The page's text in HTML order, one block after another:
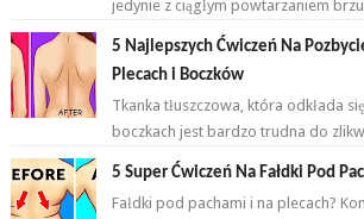
jedynie z ciągłym powtarzaniem
przemian. Brzuch to nie jeden...
5 Najlepszych Ćwiczeń Na
Plecach i Boczków
Tkanka tłuszczowa, która odkłada
boczkach jest bardzo trudna do
odpowiednich ćwiczeń oraz ...
5 Super Ćwiczeń Na Fałdki Pod
Fałdki pod pachami i na plecach?